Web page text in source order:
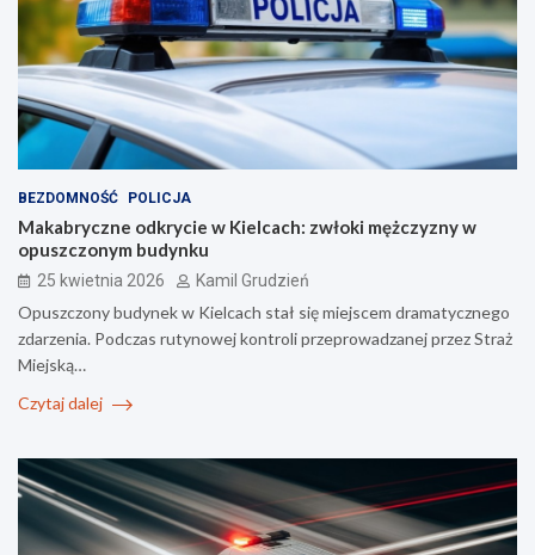
BEZDOMNOŚĆ POLICJA
Makabryczne odkrycie w Kielcach: zwłoki mężczyzny w
opuszczonym budynku
25 kwietnia 2026 Kamil Grudzień
Opuszczony budynek w Kielcach stał się miejscem dramatycznego
zdarzenia. Podczas rutynowej kontroli przeprowadzanej przez Straż
Miejską…
Czytaj dalej